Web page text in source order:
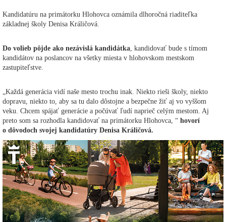
Kandidatúru na primátorku Hlohovca oznámila dlhoročná riaditeľka
základnej školy Denisa Králičová.
Do volieb pôjde ako nezávislá kandidátka , kandidovať bude s tímom
kandidátov na poslancov na všetky miesta v hlohovskom mestskom
zastupiteľstve.
„Každá generácia vidí naše mesto trochu inak. Niekto rieši školy, niekto
dopravu, niekto to, aby sa tu dalo dôstojne a bezpečne žiť aj vo vyššom
veku. Chcem spájať generácie a počúvať ľudí naprieč celým mestom. Aj
preto som sa rozhodla kandidovať na primátorku Hlohovca, “ hovorí
o dôvodoch svojej kandidatúry Denisa Králičová.